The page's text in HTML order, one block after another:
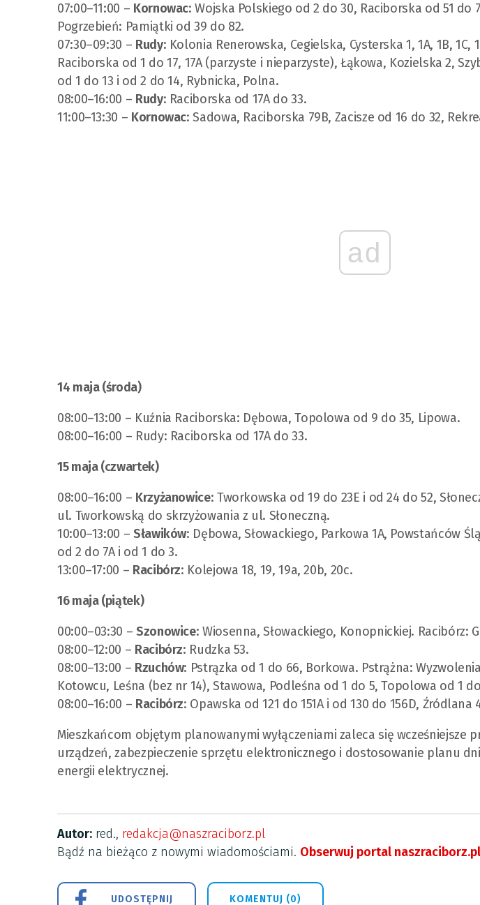
07:00–11:00 – Kornowac: Wojska Polskiego od 2 do 30, Raciborska od 51 do
Pogrzebień: Pamiątki od 39 do 82.
07:30–09:30 – Rudy: Kolonia Renerowska, Cegielska, Cysterska 1, 1A, 1B, 1C,
Raciborska od 1 do 17, 17A (parzyste i nieparzyste), Łąkowa, Kozielska 2,
od 1 do 13 i od 2 do 14, Rybnicka, Polna.
08:00–16:00 – Rudy: Raciborska od 17A do 33.
11:00–13:30 – Kornowac: Sadowa, Raciborska 79B, Zacisze od 16 do 32,
ad
14 maja (środa)
08:00–13:00 – Kuźnia Raciborska: Dębowa, Topolowa od 9 do 35, Lipowa.
08:00–16:00 – Rudy: Raciborska od 17A do 33.
15 maja (czwartek)
08:00–16:00 – Krzyżanowice: Tworkowska od 19 do 23E i od 24 do 52,
ul. Tworkowską do skrzyżowania z ul. Słoneczną.
10:00–13:00 – Sławików: Dębowa, Słowackiego, Parkowa 1A, Powstańców
od 2 do 7A i od 1 do 3.
13:00–17:00 – Racibórz: Kolejowa 18, 19, 19a, 20b, 20c.
16 maja (piątek)
00:00–03:30 – Szonowice: Wiosenna, Słowackiego, Konopnickiej. Racibórz:
08:00–12:00 – Racibórz: Rudzka 53.
08:00–13:00 – Rzuchów: Pstrązka od 1 do 66, Borkowa. Pstrążna:
Kotowcu, Leśna (bez nr 14), Stawowa, Podleśna od 1 do 5, Topolowa od 1
08:00–16:00 – Racibórz: Opawska od 121 do 151A i od 130 do 156D, Źródlana
Mieszkańcom objętym planowanymi wyłączeniami zaleca się wcześniejsze
urządzeń, zabezpieczenie sprzętu elektronicznego i dostosowanie planu
energii elektrycznej.
Autor: red., redakcja@naszraciborz.pl
Bądź na bieżąco z nowymi wiadomościami. Obserwuj portal
UDOSTĘPNIJ KOMENTUJ (0)